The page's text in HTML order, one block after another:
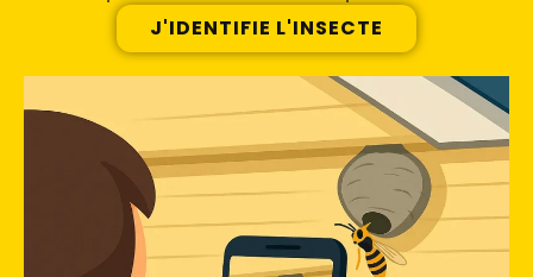
J'IDENTIFIE L'INSECTE